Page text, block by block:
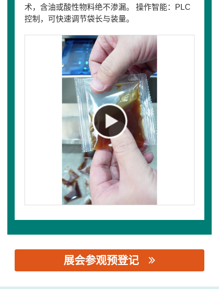
术，含油或酸性物料绝不渗漏。 操作智能：PLC
控制，可快速调节袋长与装量。
展会参观预登记